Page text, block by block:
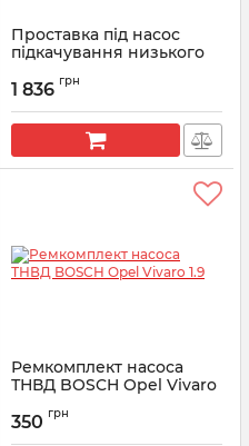
Проставка під насос
підкачування низького
X39800300011Z
Артикул: X39-800-300-011Z
1 836 грн
Ремкомплект насоса
ТНВД BOSCH Opel Vivaro
Артикул:
350 грн